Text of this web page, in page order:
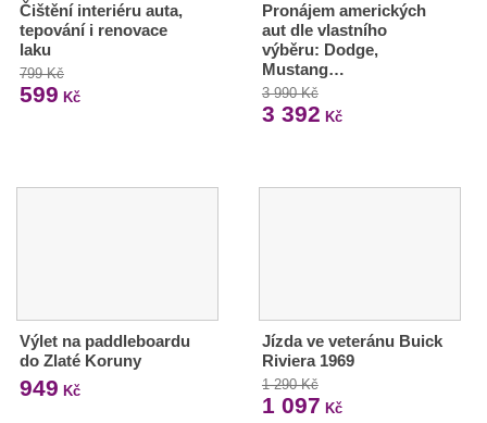
Čištění interiéru auta,
tepování i renovace
laku
799 Kč
599 Kč
Pronájem amerických
aut dle vlastního
výběru: Dodge,
Mustang…
3 990 Kč
3 392 Kč
Výlet na paddleboardu
do Zlaté Koruny
949 Kč
Jízda ve veteránu Buick
Riviera 1969
1 290 Kč
1 097 Kč